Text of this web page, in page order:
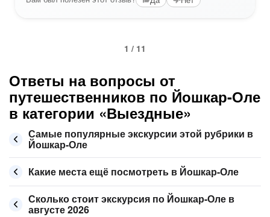
1 / 11
Ответы на вопросы от
путешественников по Йошкар-Оле
в категории «Выездные»
Самые популярные экскурсии этой рубрики в
Йошкар-Оле
Какие места ещё посмотреть в Йошкар-Оле
Сколько стоит экскурсия по Йошкар-Оле в
августе 2026